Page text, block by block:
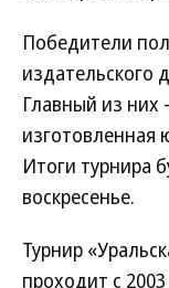
Победители
издательского
Главный из них
Итоги турнира
воскресенье.
Турнир
проходит с